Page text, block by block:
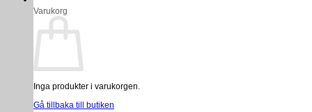
Varukorg
Inga produkter i varukorgen.
Gå tillbaka till butiken